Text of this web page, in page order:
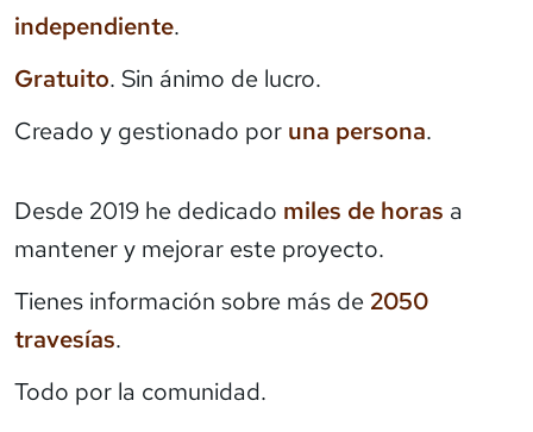
independiente.
Gratuito. Sin ánimo de lucro.
Creado y gestionado por una persona.
Desde 2019 he dedicado miles de horas a
mantener y mejorar este proyecto.
Tienes información sobre más de 2050
travesías.
Todo por la comunidad.